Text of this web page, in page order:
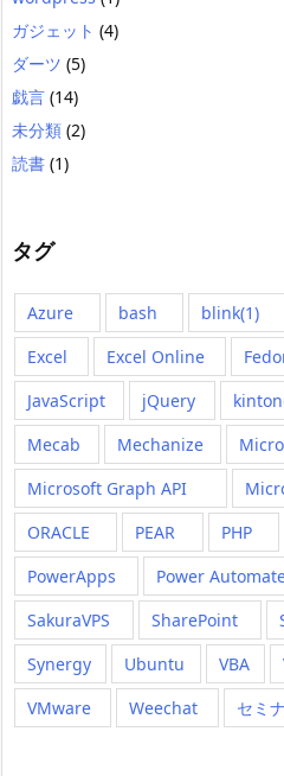
ガジェット (4)
ダーツ (5)
戯言 (14)
未分類 (2)
読書 (1)
タグ
Azure bash blink(1)
Excel
Excel Online
JavaScript
jQuery
Mecab
Mechanize
Microsoft Graph API
ORACLE
PEAR PHP
PowerApps
Power
SakuraVPS
SharePoint
Synergy
Ubuntu VBA
VMware
Weechat セミ